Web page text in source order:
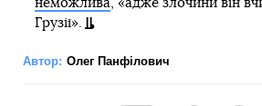
неможлива, «адже злочини він
Грузії».
Автор: Олег Панфілович